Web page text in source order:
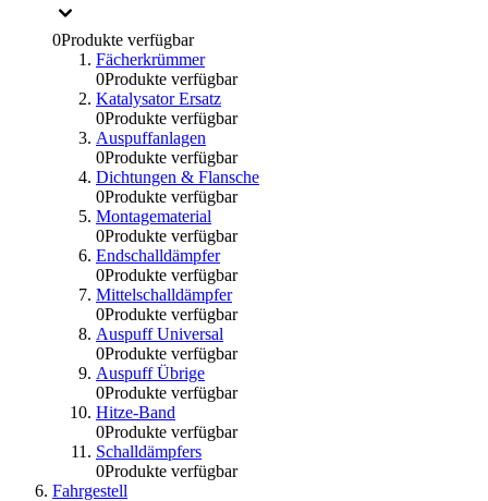
0Produkte verfügbar
Fächerkrümmer
0Produkte verfügbar
Katalysator Ersatz
0Produkte verfügbar
Auspuffanlagen
0Produkte verfügbar
Dichtungen & Flansche
0Produkte verfügbar
Montagematerial
0Produkte verfügbar
Endschalldämpfer
0Produkte verfügbar
Mittelschalldämpfer
0Produkte verfügbar
Auspuff Universal
0Produkte verfügbar
Auspuff Übrige
0Produkte verfügbar
Hitze-Band
0Produkte verfügbar
Schalldämpfers
0Produkte verfügbar
Fahrgestell